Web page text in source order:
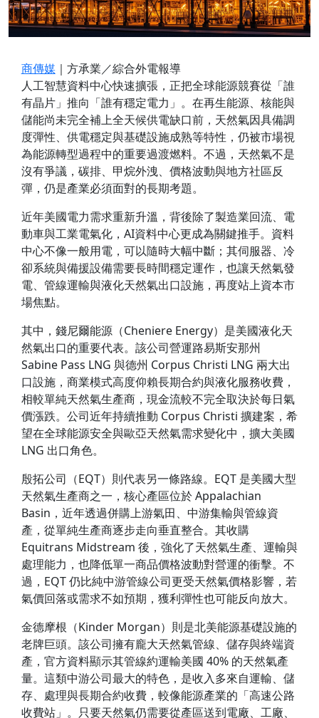
商傳媒｜方承業／綜合外電報導
人工智慧資料中心快速擴張，正把全球能源競賽從「誰
有晶片」推向「誰有穩定電力」。在再生能源、核能與
儲能尚未完全補上全天候供電缺口前，天然氣因具備調
度彈性、供電穩定與基礎設施成熟等特性，仍被市場視
為能源轉型過程中的重要過渡燃料。不過，天然氣不是
沒有爭議，碳排、甲烷外洩、價格波動與地方社區反
彈，仍是產業必須面對的長期考題。
近年美國電力需求重新升溫，背後除了製造業回流、電
動車與工業電氣化，AI資料中心更成為關鍵推手。資料
中心不像一般用電，可以隨時大幅中斷；其伺服器、冷
卻系統與備援設備需要長時間穩定運作，也讓天然氣發
電、管線運輸與液化天然氣出口設施，再度站上資本市
場焦點。
其中，錢尼爾能源（Cheniere Energy）是美國液化天
然氣出口的重要代表。該公司營運路易斯安那州
Sabine Pass LNG 與德州 Corpus Christi LNG 兩大出
口設施，商業模式高度仰賴長期合約與液化服務收費，
相較單純天然氣生產商，現金流較不完全取決於每日氣
價漲跌。公司近年持續推動 Corpus Christi 擴建案，希
望在全球能源安全與歐亞天然氣需求變化中，擴大美國
LNG 出口角色。
殷拓公司（EQT）則代表另一條路線。EQT 是美國大型
天然氣生產商之一，核心產區位於 Appalachian
Basin，近年透過併購上游氣田、中游集輸與管線資
產，從單純生產商逐步走向垂直整合。其收購
Equitrans Midstream 後，強化了天然氣生產、運輸與
處理能力，也降低單一商品價格波動對營運的衝擊。不
過，EQT 仍比純中游管線公司更受天然氣價格影響，若
氣價回落或需求不如預期，獲利彈性也可能反向放大。
金德摩根（Kinder Morgan）則是北美能源基礎設施的
老牌巨頭。該公司擁有龐大天然氣管線、儲存與終端資
產，官方資料顯示其管線約運輸美國 40% 的天然氣產
量。這類中游公司最大的特色，是收入多來自運輸、儲
存、處理與長期合約收費，較像能源產業的「高速公路
收費站」。只要天然氣仍需要從產區送到電廠、工廠、